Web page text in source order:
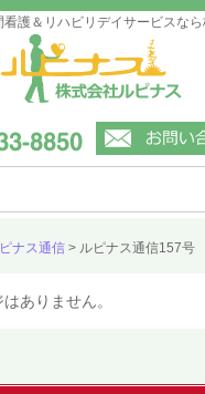
護＆リハビリデイサービスな
ナス通信 > ルピナス通信157号
ありません。